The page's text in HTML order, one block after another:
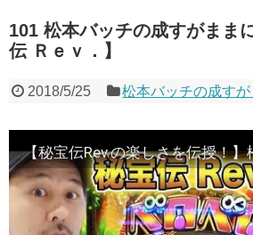
101 松本バッチの成すがまま
伝 Ｒｅｖ．】
2018/5/25 松本バッチの成すが